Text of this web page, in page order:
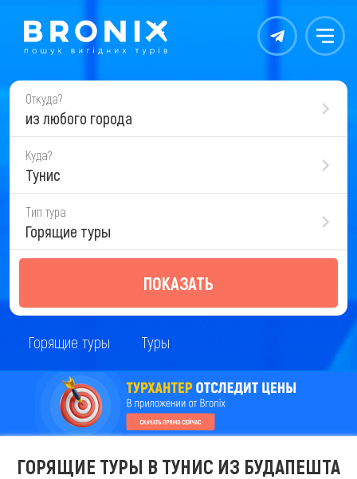
Контакты Меню
Откуда?
из любого города
Куда?
Тунис
Тип тура
Горящие туры
ПОКАЗАТЬ
Горящие туры Туры
ГОРЯЩИЕ ТУРЫ В ТУНИС ИЗ БУДАПЕШТА